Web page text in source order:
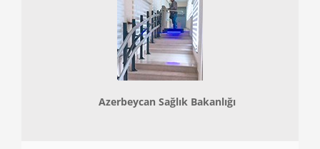
Azerbeycan Sağlık Bakanlığı